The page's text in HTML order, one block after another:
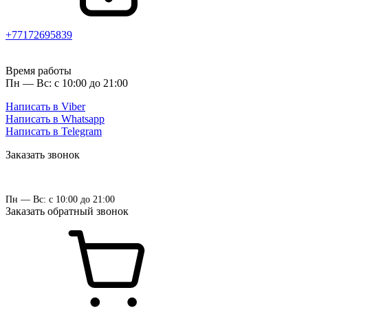
+77172695839
Время работы
Пн — Вс: с 10:00 до 21:00
Написать в Viber
Написать в Whatsapp
Написать в Telegram
Заказать звонок
Пн — Вс: с 10:00 до 21:00
Заказать обратный звонок